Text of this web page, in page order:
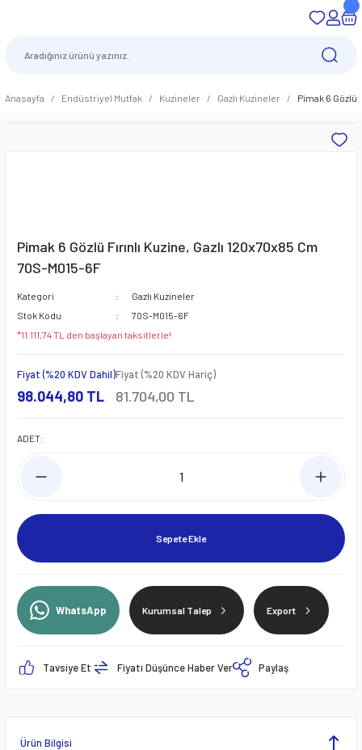
Anasayfa Endüstriyel Mutfak Kuzineler Gazlı Kuzineler Pimak 6 Gözlü
Pimak 6 Gözlü Fırınlı Kuzine, Gazlı 120x70x85 Cm
70S-M015-6F
Kategori
Gazlı Kuzineler
Stok Kodu
70S-M015-6F
*11.111,74 TL den başlayan taksitlerle!
Fiyat (%20 KDV Dahil)
98.044,80 TL
Fiyat (%20 KDV Hariç)
81.704,00 TL
ADET:
Sepete Ekle
WhatsApp Kurumsal Talep Export
Tavsiye Et Fiyatı Düşünce Haber Ver Paylaş
Ürün Bilgisi